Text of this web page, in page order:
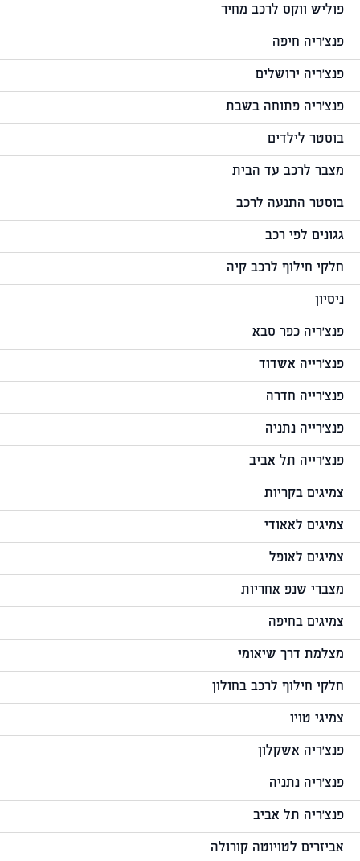
פוליש ווקס לרכב מחיר
פנצ'ריה חיפה
פנצ'ריה ירושלים
פנצ'ריה פתוחה בשבת
בוסטר לילדים
מצבר לרכב עד הבית
בוסטר התנעה לרכב
גגונים לפי רכב
חלקי חילוף לרכב קיה
ניסיון
פנצ'ריה כפר סבא
פנצ'רייה אשדוד
פנצ'רייה חדרה
פנצ'רייה נתניה
פנצ'רייה תל אביב
צמיגים בקריות
צמיגים לאאודי
צמיגים לאופל
מצברי שנפ אחריות
צמיגים בחיפה
מצלמת דרך שיאומי
חלקי חילוף לרכב בחולון
צמיגי טויו
פנצ'ריה אשקלון
פנצ'ריה נתניה
פנצ'ריה תל אביב
אביזרים לטויוטה קורולה